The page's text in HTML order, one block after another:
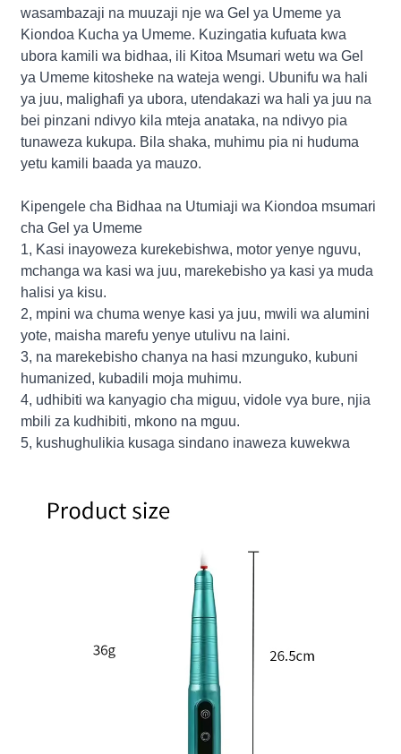
wasambazaji na muuzaji nje wa Gel ya Umeme ya
Kiondoa Kucha ya Umeme. Kuzingatia kufuata kwa
ubora kamili wa bidhaa, ili Kitoa Msumari wetu wa Gel
ya Umeme kitosheke na wateja wengi. Ubunifu wa hali
ya juu, malighafi ya ubora, utendakazi wa hali ya juu na
bei pinzani ndivyo kila mteja anataka, na ndivyo pia
tunaweza kukupa. Bila shaka, muhimu pia ni huduma
yetu kamili baada ya mauzo.
Kipengele cha Bidhaa na Utumiaji wa Kiondoa msumari
cha Gel ya Umeme
1, Kasi inayoweza kurekebishwa, motor yenye nguvu,
mchanga wa kasi wa juu, marekebisho ya kasi ya muda
halisi ya kisu.
2, mpini wa chuma wenye kasi ya juu, mwili wa alumini
yote, maisha marefu yenye utulivu na laini.
3, na marekebisho chanya na hasi mzunguko, kubuni
humanized, kubadili moja muhimu.
4, udhibiti wa kanyagio cha miguu, vidole vya bure, njia
mbili za kudhibiti, mkono na mguu.
5, kushughulikia kusaga sindano inaweza kuwekwa